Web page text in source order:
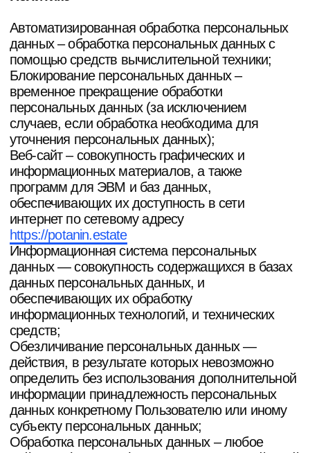
данных — совокупность содержащихся в базах
данных персональных данных, и
обеспечивающих их обработку
информационных технологий, и технических
средств;
Обезличивание персональных данных —
действия, в результате которых невозможно
определить без использования дополнительной
информации принадлежность персональных
данных конкретному Пользователю или иному
субъекту персональных данных;
Обработка персональных данных – любое
действие (операция) или совокупность действий
(операций), совершаемых с использованием
средств автоматизации или без использования
таких средств с персональными данными,
включая сбор, запись, систематизацию,
накопление, хранение, уточнение (обновление,
изменение), извлечение, использование,
передачу (распространение, предоставление,
доступ), обезличивание, блокирование,
удаление, уничтожение персональных данных;
Оператор –юридическое или физическое лицо,
самостоятельно или совместно с другими
лицами организующие и (или) осуществляющие
обработку персональных данных, а также
определяющие цели обработки персональных
данных, состав персональных данных,
подлежащих обработке, действия (операции),
совершаемые с персональными данными;
Персональные данные – любая информация,
относящаяся прямо или косвенно к
определенному или определяемому
Пользователю веб-сайтаhttps://potanin.estate
Пользователь – любой посетитель веб-сайта
https://potanin.estate
Предоставление персональных данных –
действия, направленные на раскрытие